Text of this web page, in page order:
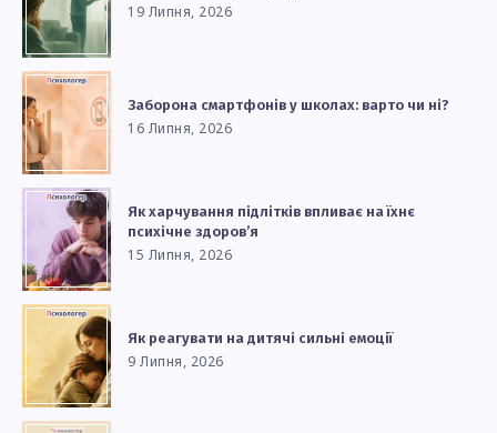
19 Липня, 2026
Заборона смартфонів у школах: варто чи ні?
16 Липня, 2026
Як харчування підлітків впливає на їхнє
психічне здоров’я
15 Липня, 2026
Як реагувати на дитячі сильні емоції
9 Липня, 2026